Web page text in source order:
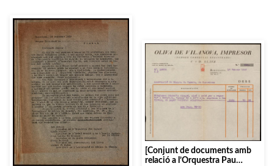
[Conjunt de documents amb
relació a l’Orquestra Pau